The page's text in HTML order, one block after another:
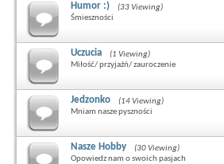
Humor :)
(33 Viewing)
Śmieszności
Uczucia
(1 Viewing)
Miłość/ przyjaźń/ zauroczenie
Jedzonko
(14 Viewing)
Mniam nasze pyszności
Nasze Hobby
(30 Viewing)
Opowiedz nam o swoich pasjach